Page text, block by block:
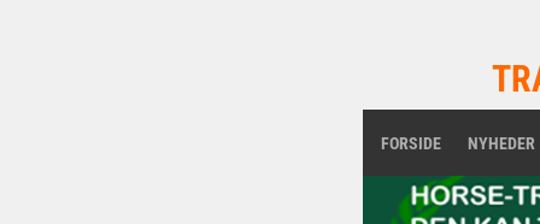
FORSIDE NYHEDER